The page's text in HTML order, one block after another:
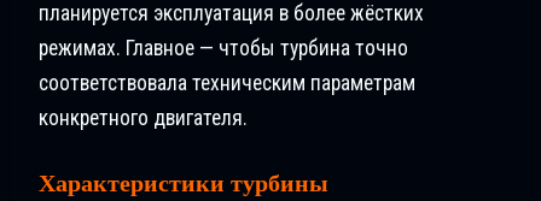
планируется эксплуатация в более жёстких
режимах. Главное — чтобы турбина точно
соответствовала техническим параметрам
конкретного двигателя.
Характеристики турбины